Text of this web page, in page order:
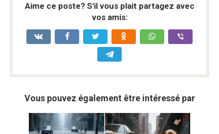
Aime ce poste? S'il vous plait partagez avec
vos amis:
Vous pouvez également être intéressé par